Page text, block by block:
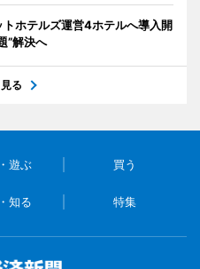
トホテルズ運営4ホテルへ導入開
”解決へ
る
遊ぶ 買う
知る 特集